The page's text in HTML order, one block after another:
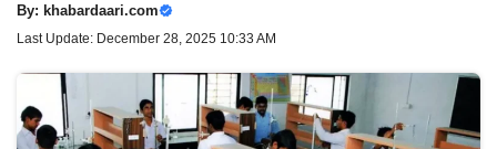
By: khabardaari.com
Last Update: December 28, 2025 10:33 AM